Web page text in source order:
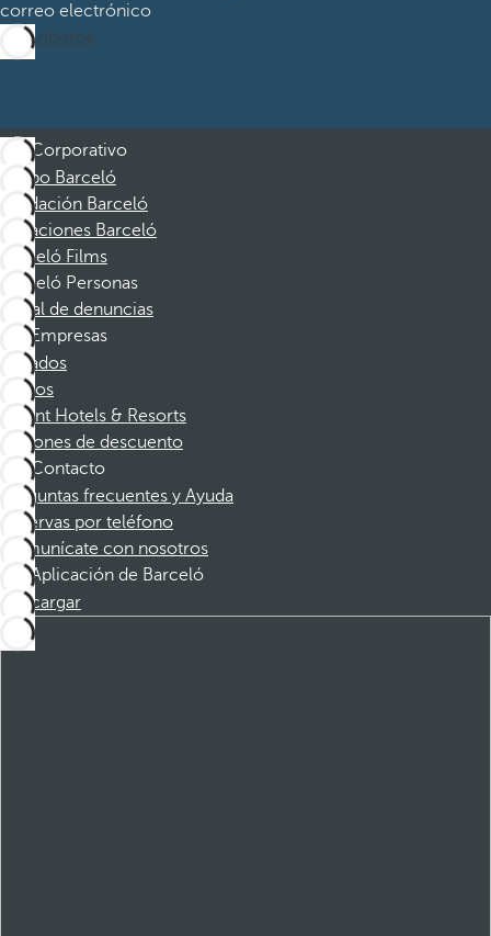
correo electrónico
Suscribirme
Corporativo
Grupo Barceló
Fundación Barceló
Vacaciones Barceló
Barceló Films
Barceló Personas
Canal de denuncias
Empresas
Afiliados
Socios
Dorint Hotels & Resorts
Cupones de descuento
Contacto
Preguntas frecuentes y Ayuda
Reservas por teléfono
Comunícate con nosotros
Aplicación de Barceló
Descargar